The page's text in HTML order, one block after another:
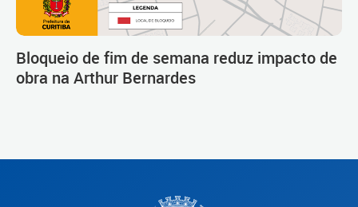
Bloqueio de fim de semana reduz impacto de
obra na Arthur Bernardes